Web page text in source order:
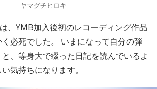
ヤマグチヒロキ
は、YMB加入後初のレコーディング作品
必死でした。 いまになって自分の弾
、等身大で綴った日記を読んでいるよ
気持ちになります。